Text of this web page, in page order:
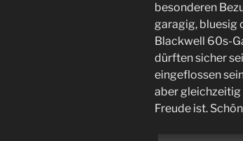
besonderen
garagig, bluesig
Blackwell 60s-
dürften sicher
eingeflossen
aber gleichzeitig
Freude ist.